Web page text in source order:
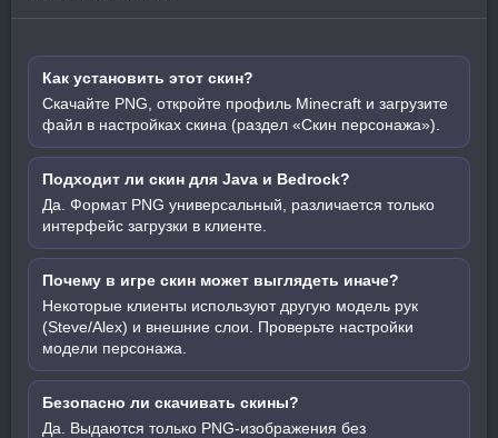
Как установить этот скин?
Скачайте PNG, откройте профиль Minecraft и загрузите
файл в настройках скина (раздел «Скин персонажа»).
Подходит ли скин для Java и Bedrock?
Да. Формат PNG универсальный, различается только
интерфейс загрузки в клиенте.
Почему в игре скин может выглядеть иначе?
Некоторые клиенты используют другую модель рук
(Steve/Alex) и внешние слои. Проверьте настройки
модели персонажа.
Безопасно ли скачивать скины?
Да. Выдаются только PNG-изображения без